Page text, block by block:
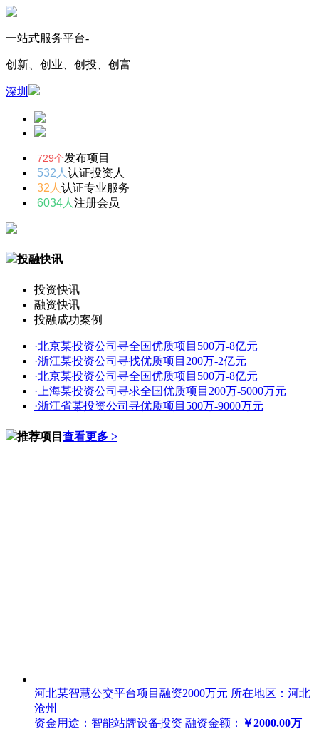
一站式服务平台-
创新、创业、创投、创富
深圳
729个发布项目
532人 认证投资人
32人 认证专业服务
6034人 注册会员
投融快讯
投资快讯
融资快讯
投融成功案例
·北京某投资公司寻全国优质项目500万-8亿元
·浙江某投资公司寻找优质项目200万-2亿元
·北京某投资公司寻全国优质项目500万-8亿元
· 上海某投资公司寻求全国优质项目200万-5000万元
·浙江省某投资公司寻优质项目500万-9000万元
推荐项目 查看更多 >
河北某智慧公交平台项目融资2000万元 所在地区：河北
沧州
资金用途：智能站牌设备投资 融资金额： ￥2000.00万